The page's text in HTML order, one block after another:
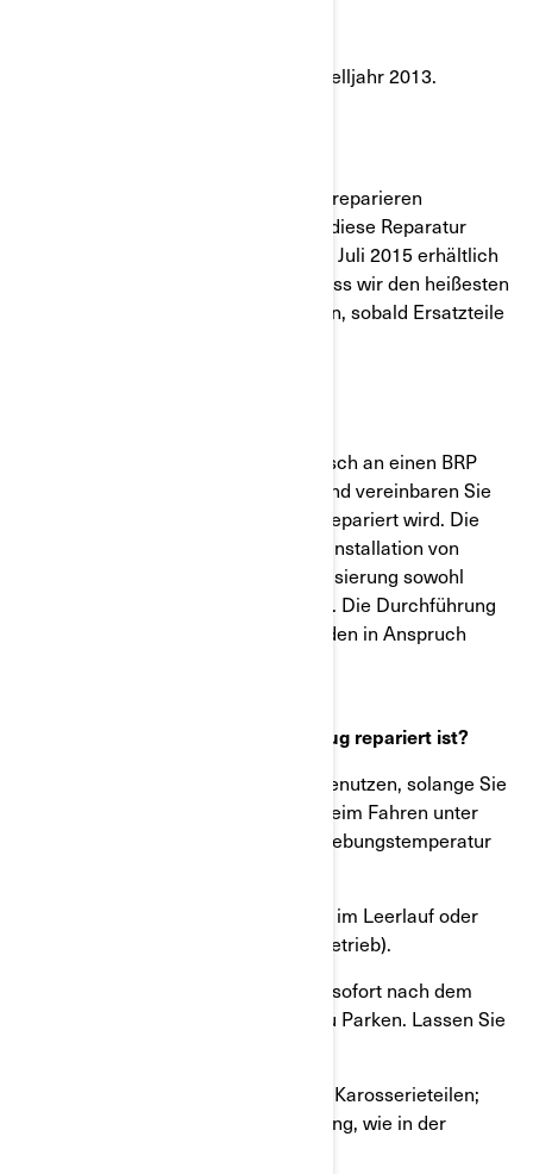
Can-Am Spyder RT-Reihe, Bau/ Modelljahr 2013.
BRP wird Ihr Fahrzeug unentgeltlich reparieren
(Ersatzteile und Arbeitszeit). Die für diese Reparatur
erforderlichen Ersatzteile werden ab Juli 2015 erhältlich
sein. Haben Sie bitte Verständnis, dass wir den heißesten
Gebieten und Ländern Vorrang geben, sobald Ersatzteile
Wenden Sie sich am besten telefonisch an einen BRP
Can-Am Roadster-Vertragshändler und vereinbaren Sie
einen Termin, an dem Ihr Fahrzeug repariert wird. Die
Reparaturmaßnahme beinhaltet die Installation von
mehren Teilen, einer Softwareaktualisierung sowohl
zusätzliche Belüftungseinrichtungen. Die Durchführung
dieser Reparatur wird etwa 3.5 Stunden in Anspruch
Was können Sie tun, bis Ihr Fahrzeug repariert ist?
Sie können Ihr Fahrzeug weiterhin benutzen, solange Sie
folgende Sicherheitsvorkehrungen beim Fahren unter
heißen Bedingungen beachten (Umgebungstemperatur
· Vermeiden Sie langfristigen Betrieb im Leerlauf oder
sehr langsames Fahren (stop & go Betrieb).
· Vermeiden Sie das heiße Fahrzeug sofort nach dem
Betrieb in geschlossenen Räumen zu Parken. Lassen Sie
· Vermeiden Sie direkten Kontakt mit Karosserieteilen;
tragen Sie geeignete Fahrerbekleidung, wie in der